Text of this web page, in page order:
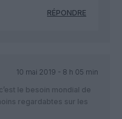
RÉPONDRE
10 mai 2019 - 8 h 05 min
le besoin mondial de
regardabtes sur les